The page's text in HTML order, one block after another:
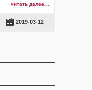
читать далее...
2019-03-12